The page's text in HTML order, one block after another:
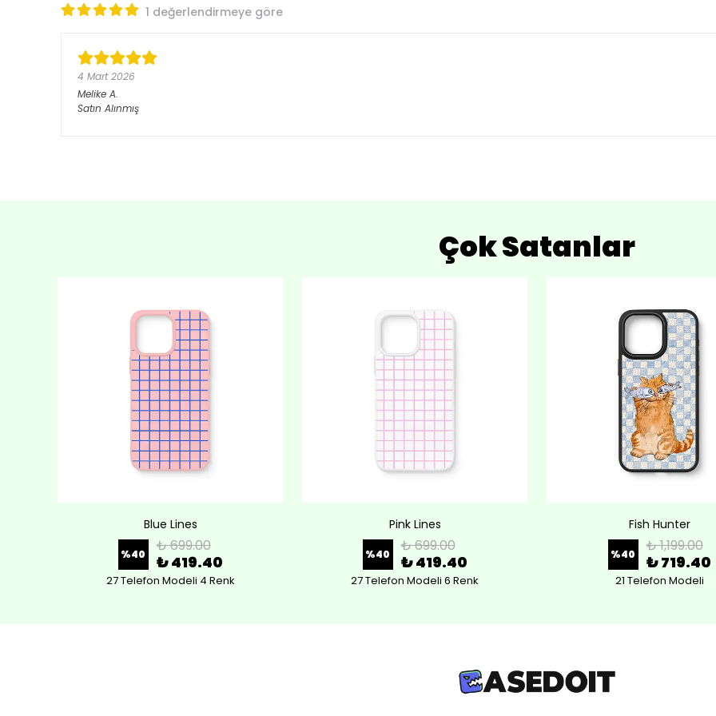
1 değerlendirmeye göre
4 Mart 2026
Melike A.
Satın Alınmış
Çok Satanlar
Blue Lines
%40 ₺ 699.00
₺ 419.40
27 Telefon Modeli 4 Renk
Pink Lines
%40 ₺ 699.00
₺ 419.40
27 Telefon Modeli 6 Renk
Fish Hunter
%40 ₺ 1,199.00
₺ 719.40
21 Telefon Modeli